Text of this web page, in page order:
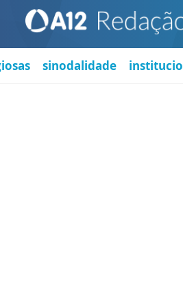
sinodalidade